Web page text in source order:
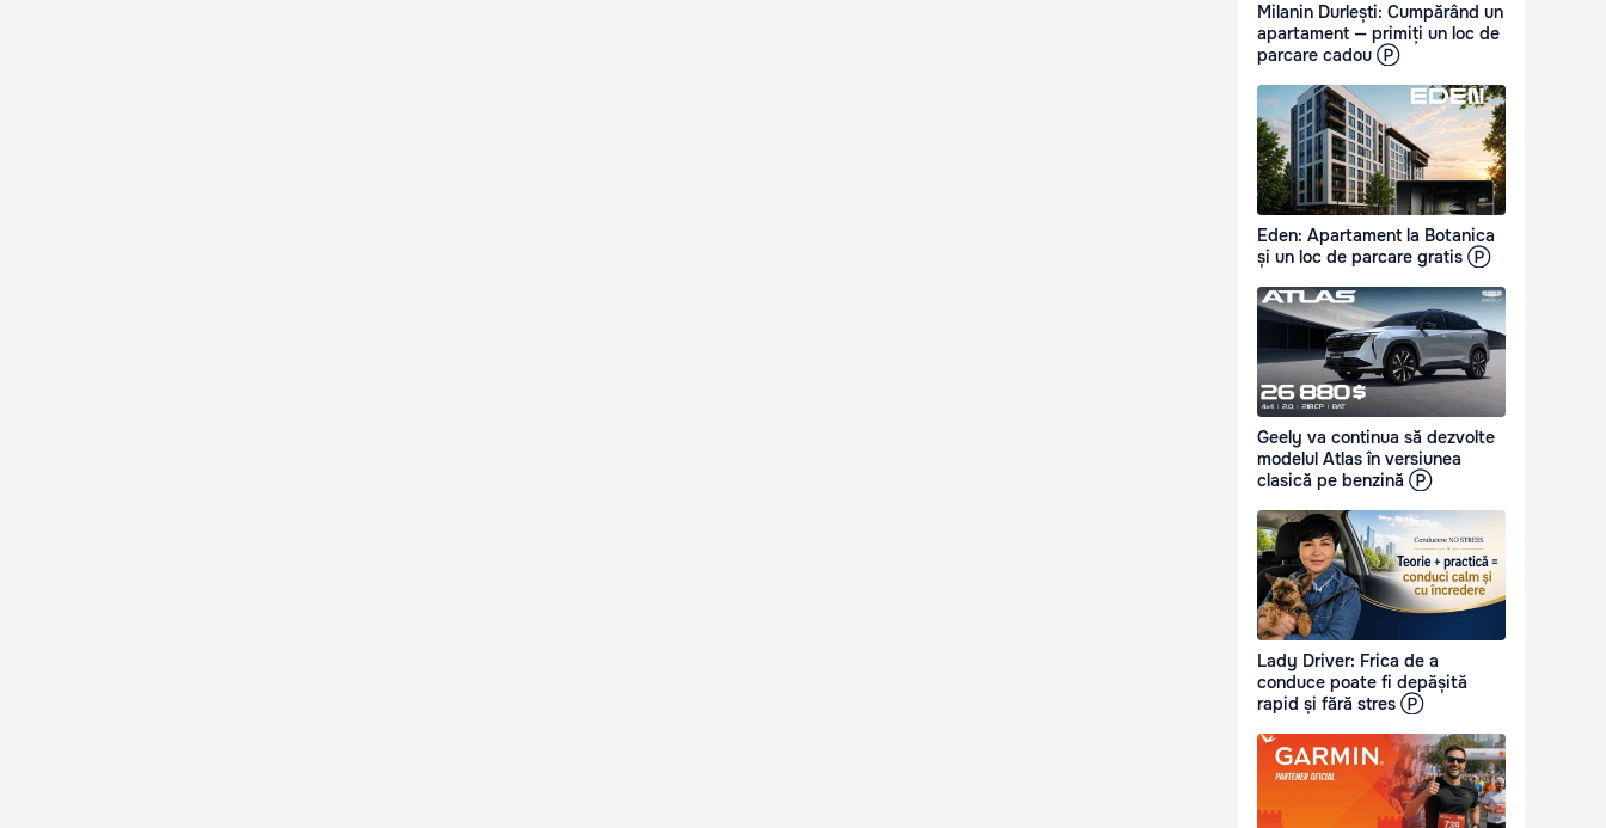
Milanin Durlești: Cumpărând un
apartament — primiți un loc de
parcare cadou Ⓟ
Eden: Apartament la Botanica
și un loc de parcare gratis Ⓟ
Geely va continua să dezvolte
modelul Atlas în versiunea
clasică pe benzină Ⓟ
Lady Driver: Frica de a
conduce poate fi depășită
rapid și fără stres Ⓟ